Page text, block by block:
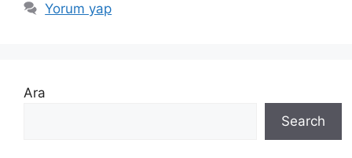
Yorum yap
Ara
Search